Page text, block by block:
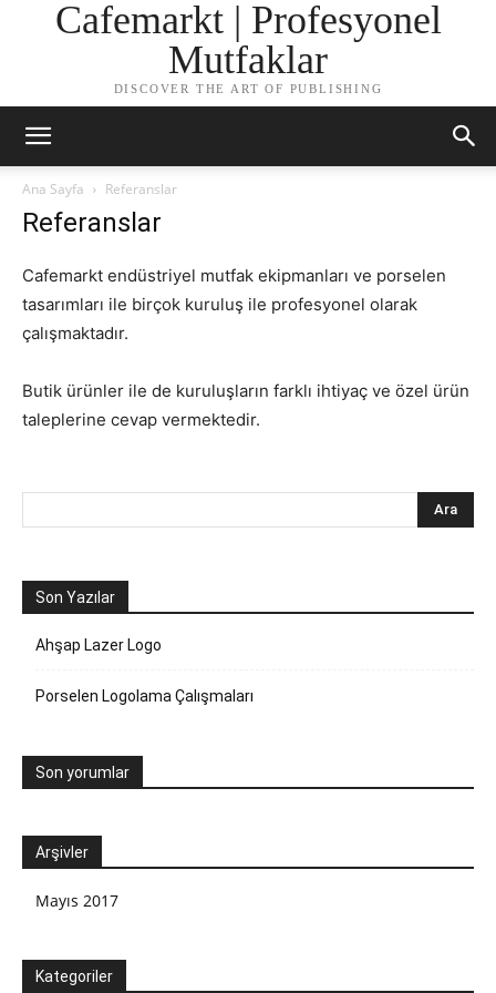
Cafemarkt | Profesyonel
Mutfaklar
DISCOVER THE ART OF PUBLISHING
Ana Sayfa Referanslar
Referanslar
Cafemarkt endüstriyel mutfak ekipmanları ve porselen
tasarımları ile birçok kuruluş ile profesyonel olarak
çalışmaktadır.
Butik ürünler ile de kuruluşların farklı ihtiyaç ve özel ürün
taleplerine cevap vermektedir.
Son Yazılar
Ahşap Lazer Logo
Porselen Logolama Çalışmaları
Son yorumlar
Arşivler
Mayıs 2017
Kategoriler